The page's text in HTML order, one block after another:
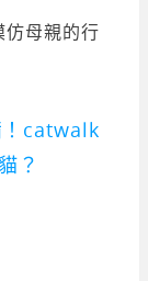
仿母親的行
！catwalk
？